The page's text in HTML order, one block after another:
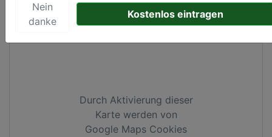
KartenansichtStadhoudersplein 4inWassenaar
Durch Aktivierung dieser
Karte werden von
Google Maps Cookies
Nein
danke
Kostenlos eintragen